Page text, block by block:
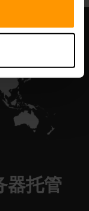
器托管